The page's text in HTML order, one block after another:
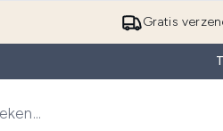
Gratis